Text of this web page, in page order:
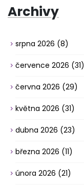
Archivy
srpna 2026 (8)
července 2026 (31)
června 2026 (29)
května 2026 (31)
dubna 2026 (23)
března 2026 (11)
února 2026 (21)